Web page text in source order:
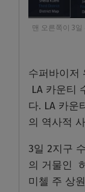
맨 오른쪽이 3
수퍼바이저
LA 카운티
다. LA 카운
의 역사적
3일 2지구
의 거물인
미첼 주 상